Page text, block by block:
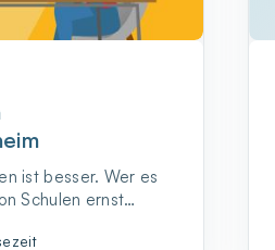
ist besser. Wer es
Schulen ernst
speichern und